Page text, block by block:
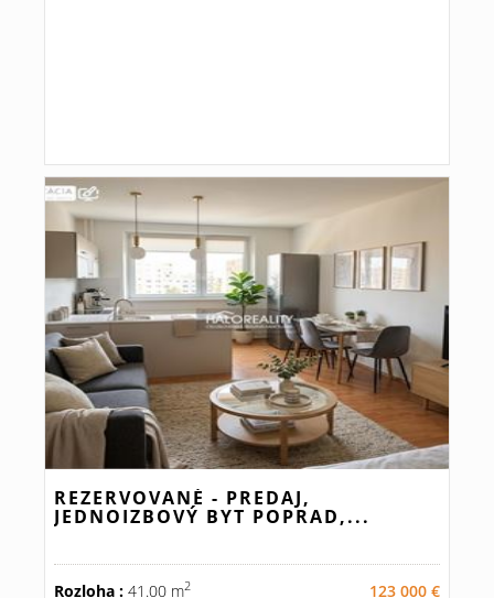
REZERVOVANÉ - PREDAJ,
JEDNOIZBOVÝ BYT POPRAD,...
Rozloha : 41.00 m2
123 000 €